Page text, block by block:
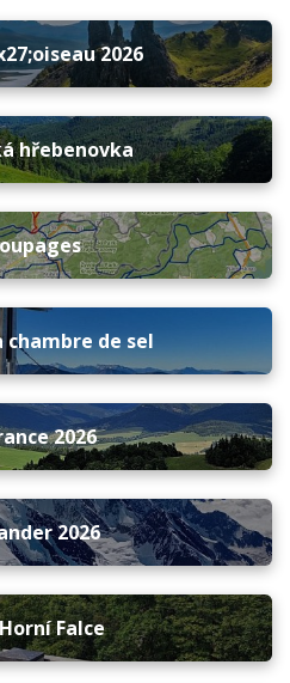
2026
hřebenovka
chambre de sel
2026
2026
Falce